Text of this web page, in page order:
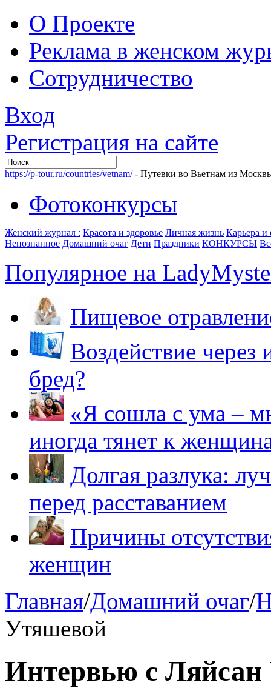
О Проекте
Реклама в женском
Сотрудничество
Вход
Регистрация на сайте
https://p-tour.ru/countries/vetnam/- Путевки во Вьетнам из
Фотоконкурсы
Женский журнал : Красота и здоровье Личная жизнь Карьера
Непознанное Домашний очаг Дети Праздники КОНКУРСЫ
Популярное на
Пищевое
Воздействие через
бред?
«Я сошла с ума –
иногда тянет к
Долгая разлука:
перед расставанием
Причины
женщин
Главная/Домашний очаг/
Утяшевой
Интервью с